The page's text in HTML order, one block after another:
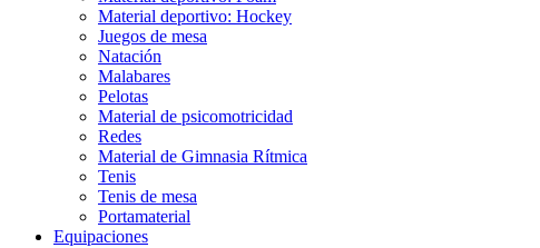
Material deportivo: Hockey
Juegos de mesa
Natación
Malabares
Pelotas
Material de psicomotricidad
Redes
Material de Gimnasia Rítmica
Tenis
Tenis de mesa
Portamaterial
Equipaciones